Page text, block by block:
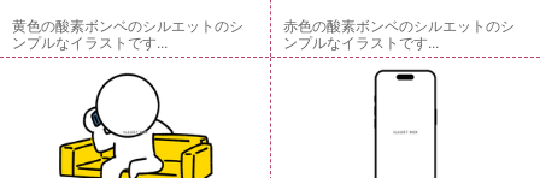
黄色の酸素ボンベのシルエットのシ
ンプルなイラストです...
赤色の酸素ボンベのシルエットのシ
ンプルなイラストです...